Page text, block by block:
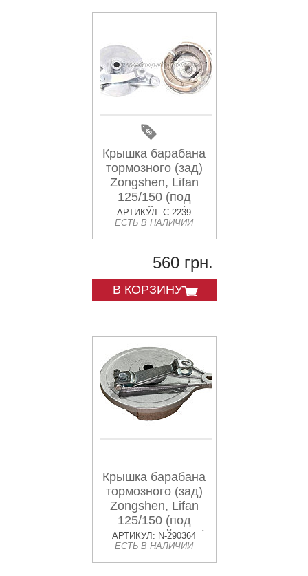
Крышка барабана
тормозного (зад)
Zongshen, Lifan
125/150 (под
литой диск)
(+колодки) ZUNA
АРТИКУЛ: C-2239
ЕСТЬ В НАЛИЧИИ
560 грн.
В КОРЗИНУ
Крышка барабана
тормозного (зад)
Zongshen, Lifan
125/150 (под
спицованый диск)
(+колодки)
АРТИКУЛ: N-290364
ЕСТЬ В НАЛИЧИИ